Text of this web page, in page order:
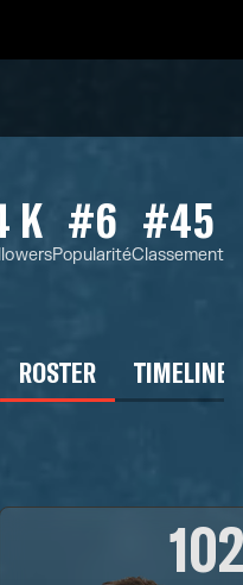
K #6
Popularité
#45
Classement
ROSTER TIMELINE
102